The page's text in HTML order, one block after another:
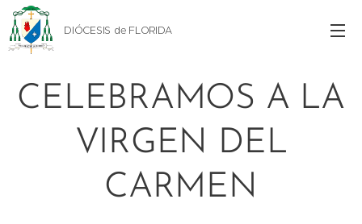
DIÓCESIS de FLORIDA
CELEBRAMOS A LA
VIRGEN DEL
CARMEN